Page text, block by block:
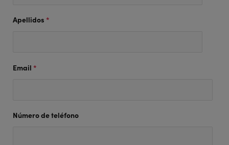
Apellidos *
Email *
Número de teléfono